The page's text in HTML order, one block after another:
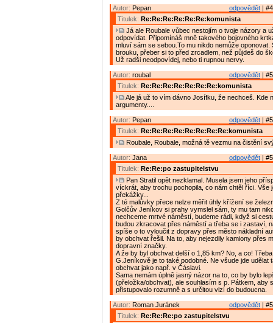
odpovědět |
Autor: Pepan
Titulek: Re:Re:Re:Re:Re:Re:komunista
Já ale Roubale vůbec nestojím o tvoje názory a
odpovídat. Připomínáš mně takového bojovného
mluví sám se sebou.To mu nikdo nemůže oponovat.
brouku, přeber si to před zrcadlem, než půjdeš do
Už radši neodpovídej, nebo ti rupnou nervy.
odpovědět |
Autor: roubal
Titulek: Re:Re:Re:Re:Re:Re:Re:komunista
Ale já už to vím dávno Josífku, že nechceš. Kde
argumenty....
odpovědět |
Autor: Pepan
Titulek: Re:Re:Re:Re:Re:Re:Re:Re:komunista
Roubale, Roubale, možná tě vezmu na čistění
odpovědět |
Autor: Jana
Titulek: Re:Re:po zastupitelstvu
Pan Stratil opět nezklamal. Musela jsem jeho
víckrát, aby trochu pochopila, co nám chtěl říci. Vše
překážky...
Z té malůvky přece nelze měřit úhly křížení se
Golčův Jeníkov si prahy vymslel sám, ty mu tam
nechceme mrtvé náměstí, budeme rádi, když si
budou zkracovat přes náměstí a třeba se i zastaví,
spíše o to vyloučit z dopravy přes město nákladní
by obchvat řešil. Na to, aby nejezdily kamiony přes
dopravní značky.
A že by byl obchvat delší o 1,85 km? No, a co!
G.Jeníkově je to také podobné. Ne všude jde udělat
obchvat jako např. v Čáslavi.
Sama nemám úplně jasný názor na to, co by bylo
(přeložka/obchvat), ale souhlasím s p. Pátkem, aby
přistupovalo rozumně a s určitou vizí do budoucna.
odpovědět |
Autor: Roman Juránek
Titulek: Re:Re:Re:po zastupitelstvu